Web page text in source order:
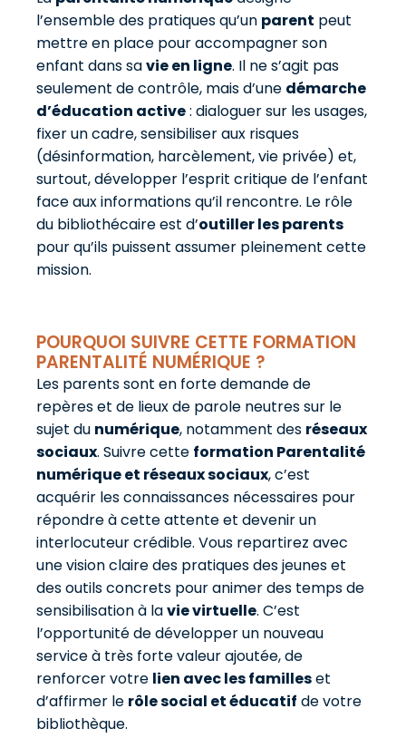
l’ensemble des pratiques qu’un parent peut
mettre en place pour accompagner son
enfant dans savie en ligne. Il ne s’agit pas
seulement de contrôle, mais d’une démarche
d’éducation active: dialoguer sur les usages,
fixer un cadre, sensibiliser aux risques
(désinformation, harcèlement, vie privée) et,
surtout, développer l’esprit critique de l’enfant
face aux informations qu’il rencontre. Le rôle
du bibliothécaire est d’outiller les parents
pour qu’ils puissent assumer pleinement cette
mission.
POURQUOI SUIVRE CETTE FORMATION
PARENTALITÉ NUMÉRIQUE ?
Les parents sont en forte demande de
repères et de lieux de parole neutres sur le
sujet du numérique, notamment des réseaux
sociaux. Suivre cette formation Parentalité
numérique et réseaux sociaux, c’est
acquérir les connaissances nécessaires pour
répondre à cette attente et devenir un
interlocuteur crédible. Vous repartirez avec
une vision claire des pratiques des jeunes et
des outils concrets pour animer des temps de
sensibilisation à lavie virtuelle. C’est
l’opportunité de développer un nouveau
service à très forte valeur ajoutée, de
renforcer votre lien avec les familleset
d’affirmer le rôle social et éducatif de votre
bibliothèque.